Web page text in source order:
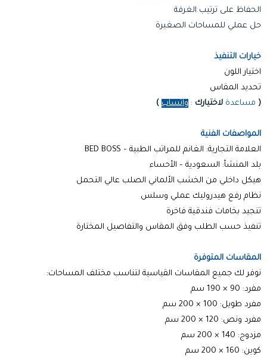
الحفاظ على ترتيب الغرفة
حل عملي للمساحات الصغيرة
خيارات التنفيذ
اختيار اللون
تحديد المقاس
( مساعدة لاختيارك : واتساب )
المواصفات الفنية
العلامة التجارية: الغانم للمراتب الطبية – BED BOSS
بلد المنشأ: السعودية – الأحساء
هيكل داخلي من الخشب الألماني الصلب عالي التحمل
نظام رفع هيدروليك عملي وسلس
تنجيد بخامات فندقية فاخرة
تنفيذ حسب الطلب وفق المقاس والتفاصيل المختارة
المقاسات المتوفرة
نوفر لك جميع المقاسات القياسية لتناسب مختلف المساحات:
مفرد: 90 × 190 سم
مفرد طويل: 100 × 200 سم
مفرد ونص: 120 × 200 سم
مزدوج: 140 × 200 سم
كوين: 160 × 200 سم